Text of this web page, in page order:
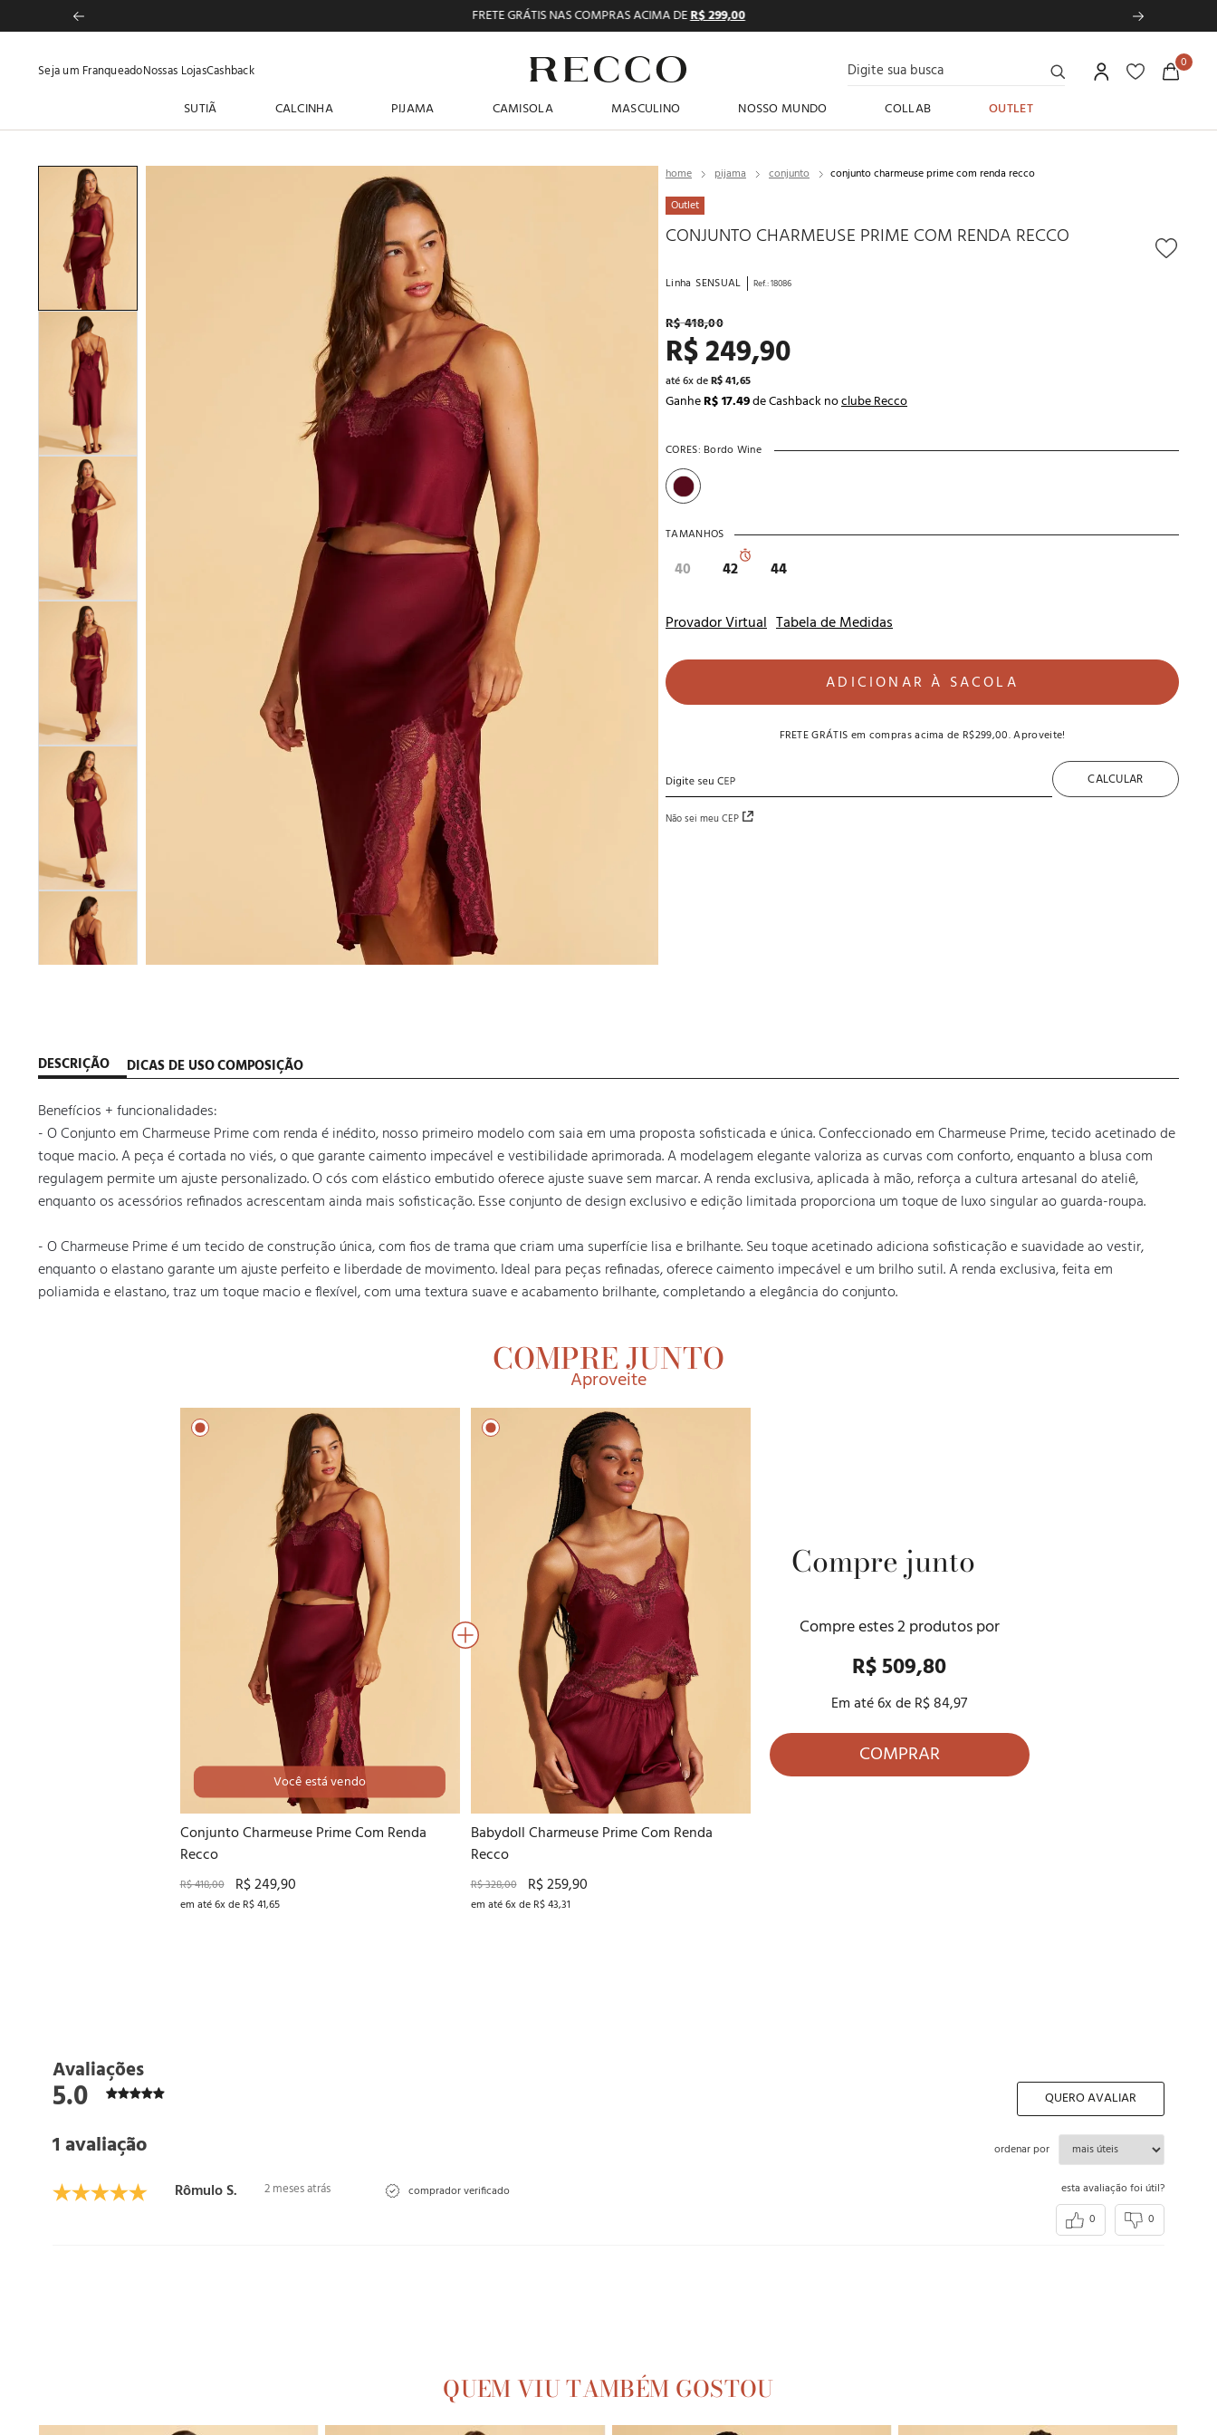
FRETE GRÁTIS NAS COMPRAS ACIMA DER$ 299,00
Seja um FranqueadoNossas LojasCashback
Digite sua busca 0
SUTIÃ CALCINHA PIJAMA CAMISOLA MASCULINO NOSSO MUNDO COLLAB OUTLET
pijama conjunto
conjunto charmeuse prime com renda recco
Outlet
CONJUNTO CHARMEUSE PRIME COM RENDA RECCO
Linha SENSUAL Ref.:18086
R$418,00
R$249,90
até6x deR$41,65
GanheR$ 17.49de Cashback noclube Recco
CORES: Bordo Wine
TAMANHOS
40 42 44
Provador Virtual Tabela de Medidas
ADICIONAR À SACOLA
FRETE GRÁTIS em compras acima de R$299,00. Aproveite!
Não sei meu CEP
CALCULAR
DESCRIÇÃO DICAS DE USOCOMPOSIÇÃO
Benefícios + funcionalidades:
- O Conjunto em Charmeuse Prime com renda é inédito, nosso primeiro modelo com saia em uma proposta sofisticada e única. Confeccionado em Charmeuse Prime, tecido acetinado de
toque macio. A peça é cortada no viés, o que garante caimento impecável e vestibilidade aprimorada. A modelagem elegante valoriza as curvas com conforto, enquanto a blusa com
regulagem permite um ajuste personalizado. O cós com elástico embutido oferece ajuste suave sem marcar. A renda exclusiva, aplicada à mão, reforça a cultura artesanal do ateliê,
enquanto os acessórios refinados acrescentam ainda mais sofisticação. Esse conjunto de design exclusivo e edição limitada proporciona um toque de luxo singular ao guarda-roupa.
- O Charmeuse Prime é um tecido de construção única, com fios de trama que criam uma superfície lisa e brilhante. Seu toque acetinado adiciona sofisticação e suavidade ao vestir,
enquanto o elastano garante um ajuste perfeito e liberdade de movimento. Ideal para peças refinadas, oferece caimento impecável e um brilho sutil. A renda exclusiva, feita em
poliamida e elastano, traz um toque macio e flexível, com uma textura suave e acabamento brilhante, completando a elegância do conjunto.
COMPRE JUNTO
Aproveite
Você está vendo
42 44
Conjunto Charmeuse Prime Com Renda
Recco
R$ 418,00 R$ 249,90
em até 6x de R$ 41,65
44
Babydoll Charmeuse Prime Com Renda
Recco
R$ 328,00 R$ 259,90
em até 6x de R$ 43,31
Compre junto
Compre estes2produtos por
R$ 509,80
Em até6x deR$ 84,97
COMPRAR
Avaliações
5.0 QUERO AVALIAR
1 avaliação ordenar por
Rômulo S. 2 meses atrás comprador verificado
esta avaliação foi útil?
0
0
QUEM VIU TAMBÉM GOSTOU
1º pijama feminino
2º shortdoll
6º
7º
pijama masculino
9º calcinhas
10º